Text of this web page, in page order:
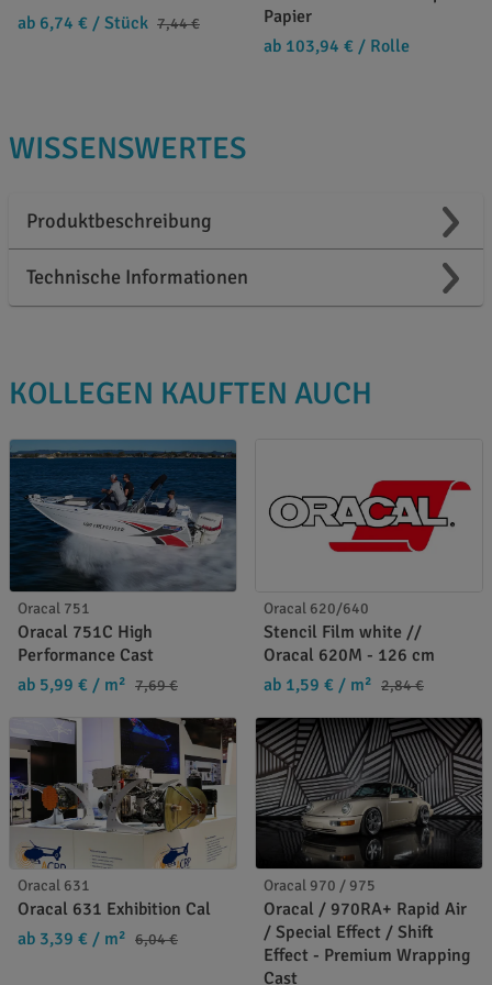
ab 6,74 € / Stück 7,44 €
Papier
ab 103,94 € / Rolle
WISSENSWERTES
Produktbeschreibung
Technische Informationen
KOLLEGEN KAUFTEN AUCH
Oracal 751
Oracal 751C High
Performance Cast
ab 5,99 € / m² 7,69 €
Oracal 620/640
Stencil Film white //
Oracal 620M - 126 cm
ab 1,59 € / m² 2,84 €
Oracal 631
Oracal 631 Exhibition Cal
ab 3,39 € / m² 6,04 €
Oracal 970 / 975
Oracal / 970RA+ Rapid Air
/ Special Effect / Shift
Effect - Premium Wrapping
Cast